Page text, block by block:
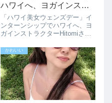
ハワイへ、ヨガインスト
ラクターHitomiさんのハ
ワイライフ
「ハワイ美女ウェンズデー」イ
ンターンシップでハワイへ、ヨ
ガインストラクターHitomiさん
でハワイ在住し、ハワイサップ
ヨガ協会の資格を取得されたヨ
ガインストラクターHitomiさん
のハワイ生活をインタビューさ
せて...
かわいい